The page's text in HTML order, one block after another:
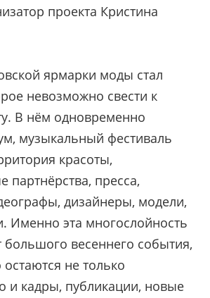
проекта Кристина
ярмарки моды стал
невозможно свести к
В нём одновременно
музыкальный фестиваль
красоты,
партнёрства, пресса,
дизайнеры, модели,
Именно эта многослойность
большого весеннего события,
не только
и кадры, публикации, новые